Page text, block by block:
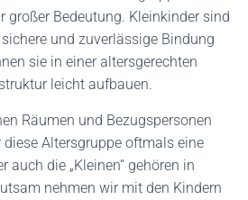
großer Bedeutung. Kleinkinder sind
und zuverlässige Bindung
sie in einer altersgerechten
leicht aufbauen.
Räumen und Bezugspersonen
Altersgruppe oftmals eine
auch die „Kleinen“ gehören in
nehmen wir mit den Kindern